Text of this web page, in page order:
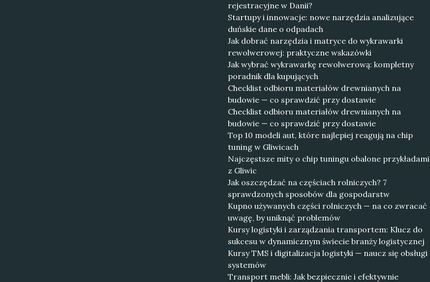
rejestracyjne w Danii?
Startupy i innowacje: nowe narzędzia analizujące
duńskie dane o odpadach
Jak dobrać narzędzia i matryce do wykrawarki
rewolwerowej: praktyczne wskazówki
Jak wybrać wykrawarkę rewolwerową: kompletny
poradnik dla kupujących
Checklist odbioru materiałów drewnianych na
budowie — co sprawdzić przy dostawie
Checklist odbioru materiałów drewnianych na
budowie — co sprawdzić przy dostawie
Top 10 modeli aut, które najlepiej reagują na chip
tuning w Gliwicach
Najczęstsze mity o chip tuningu obalone przykładami
z Gliwic
Jak oszczędzać na częściach rolniczych? 7
sprawdzonych sposobów dla gospodarstw
Kupno używanych części rolniczych — na co zwracać
uwagę, by uniknąć problemów
Kursy logistyki i zarządzania transportem: Klucz do
sukcesu w dynamicznym świecie branży logistycznej
Kursy TMS i digitalizacja logistyki — naucz się obsługi
systemów
Transport mebli: Jak bezpiecznie i efektywnie